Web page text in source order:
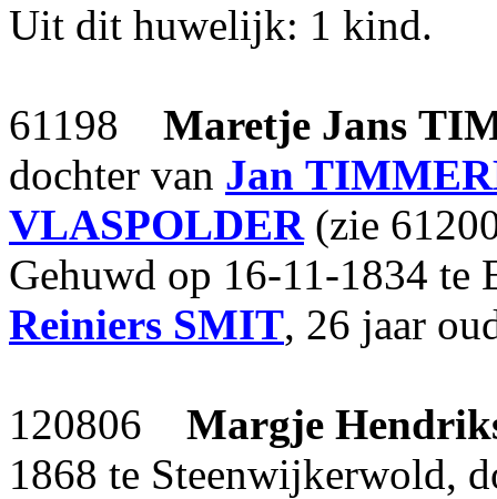
Uit dit huwelijk: 1 kind.
61198 Maretje Jans
dochter van Jan
VLASPOLDER(zie
Gehuwd op 16-11-1834 te
Reiniers SMIT, 26 jaar
120806 Margje
1868 te Steenwijkerwold,